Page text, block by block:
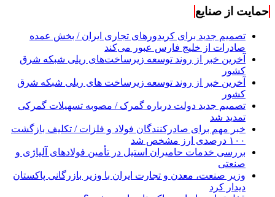
حمایت از صنایع
تصمیم جدید برای کریدورهای تجاری ایران / بخش عمده
صادرات از خلیج فارس عبور می‌کند
آخرین خبر از روند توسعه زیرساخت‌های ریلی شبکه شرق
کشور
آخرین خبر از روند توسعه زیرساخت های ریلی شبکه شرق
کشور
تصمیم جدید دولت درباره گمرک / مصوبه تسهیلات گمرکی
تمدید شد
خبر مهم برای صادرکنندگان فولاد و فلزات / تکلیف بازگشت
۱۰۰ درصدی ارز مشخص شد
بررسی خدمات حامیران استیل در تأمین فولادهای آلیاژی و
صنعتی
وزیر صنعت، معدن و تجارت ایران با وزیر بازرگانی پاکستان
دیدار کرد